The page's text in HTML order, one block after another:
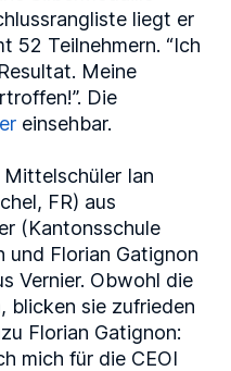
liegt er
52 Teilnehmern. “Ich
Meine
Die
einsehbar.
Ian
FR) aus
(Kantonsschule
und Florian Gatignon
Vernier. Obwohl die
blicken sie zufrieden
Florian Gatignon:
mich für die CEOI